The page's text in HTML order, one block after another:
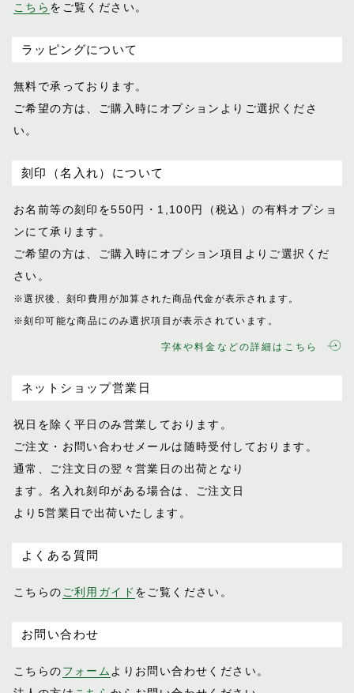
こちら をご覧ください。
ラッピングについて
無料で承っております。
ご希望の方は、ご購入時にオプションより ご選択くださ
い。
刻印（名入れ）について
お名前等の刻印を550円・1,100円（税込）の有料オプショ
ンにて承ります。
ご希望の方は、ご購入時にオプション項目 よりご選択くだ
さい。
※選択後、刻印費用が加算された商品代金が表示 されます。
※刻印可能な商品にのみ選択項目が表示されてい ます。
字体や料金などの詳細はこちら
ネットショップ営業日
祝日を除く平日のみ営業しております。
ご注文・お問い合わせメールは随時受付し ております。
通常、ご注文日の翌々営業日の出荷となり
ます。名入れ刻印がある場合は、ご注文日
より5営業日で出荷いたします。
よくある質問
こちらの ご利用ガイド をご覧ください。
お問い合わせ
こちらのフォーム よりお問い合わせください。